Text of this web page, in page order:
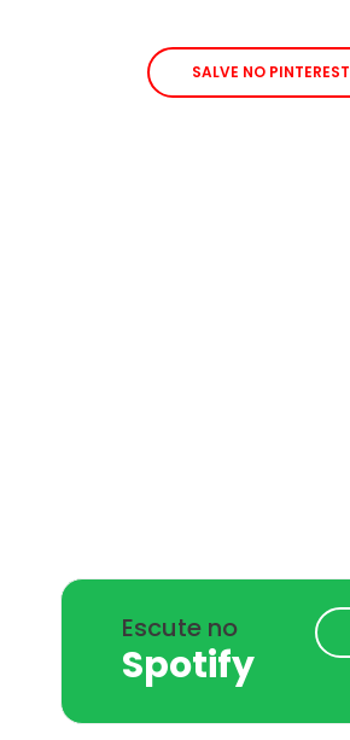
SALVE NO PINTEREST
Escute no
Spotify